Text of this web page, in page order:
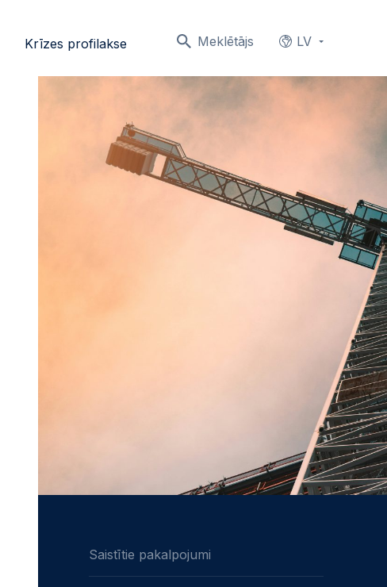
Meklētājs LV
Krīzes profilakse
Saistītie pakalpojumi